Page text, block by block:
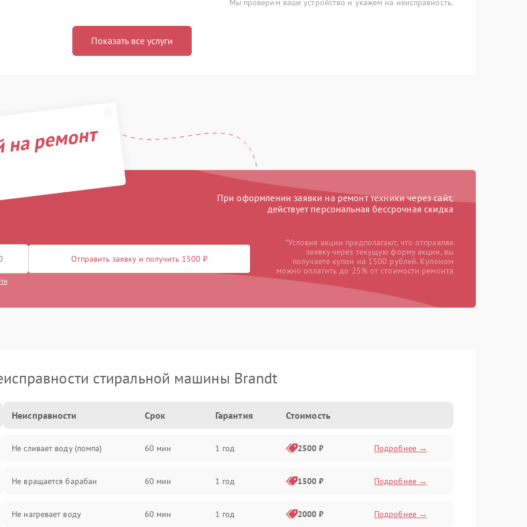
Мы проверим ваше устройство и укажем на неисправность.
Показать все услуги
ремонт
При оформлении заявки на ремонт техники через сайт,
действует персональная бессрочная скидка
Отправить заявку и получить 1500 ₽
*Условия акции предполагают, что отправляя
заявку через текущую форму акции, вы
получаете купон на 1500 рублей. Купоном
можно оплатить до 25% от стоимости ремонта
стиральной машины Brandt
Неисправности Срок Гарантия Стоимость
Не сливает воду (помпа) 60 мин 1 год 2500 ₽ Подробнее →
Не вращается барабан 60 мин 1 год 1500 ₽ Подробнее →
Не нагревает воду 60 мин 1 год 2000 ₽ Подробнее →